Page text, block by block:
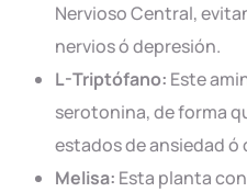
Nervioso Central,
nervios ó depresión.
L-Triptófano: Este
serotonina, de forma
estados de ansiedad ó
Melisa: Esta planta